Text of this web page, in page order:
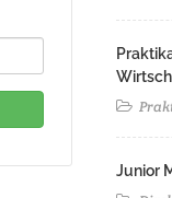
Junior